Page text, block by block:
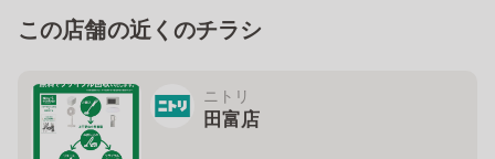
この店舗の近くのチラシ
ニトリ
田富店